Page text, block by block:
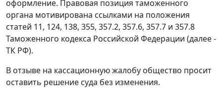
оформление. Правовая позиция таможенного
органа мотивирована ссылками на положения
статей 11, 124, 138, 355, 357.2, 357.6, 357.7 и 357.8
Таможенного кодекса Российской Федерации (далее -
ТК РФ).
В отзыве на кассационную жалобу общество просит
оставить решение суда без изменения.